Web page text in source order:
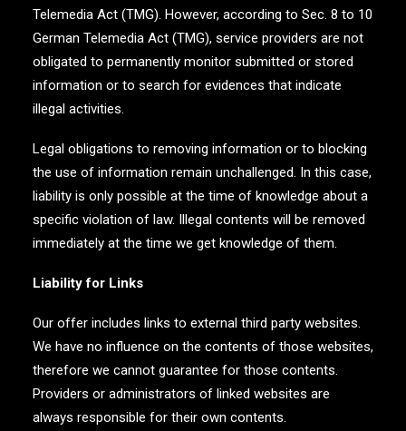
Telemedia Act (TMG). However, according to Sec. 8 to 10
German Telemedia Act (TMG), service providers are not
obligated to permanently monitor submitted or stored
information or to search for evidences that indicate
illegal activities.
Legal obligations to removing information or to blocking
the use of information remain unchallenged. In this case,
liability is only possible at the time of knowledge about a
specific violation of law. Illegal contents will be removed
immediately at the time we get knowledge of them.
Liability for Links
Our offer includes links to external third party websites.
We have no influence on the contents of those websites,
therefore we cannot guarantee for those contents.
Providers or administrators of linked websites are
always responsible for their own contents.